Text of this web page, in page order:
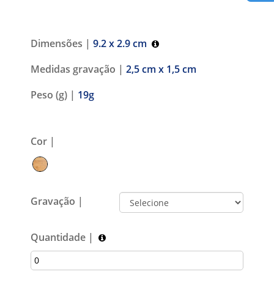
Dimensões | 9.2 x 2.9 cm
Medidas gravação | 2,5 cm x 1,5 cm
Peso (g) | 19g
Cor |
Gravação |
Quantidade |